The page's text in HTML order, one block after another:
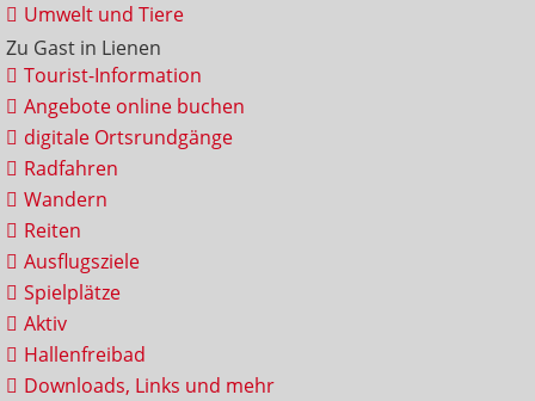
Umwelt und Tiere
Zu Gast in Lienen
Tourist-Information
Angebote online buchen
digitale Ortsrundgänge
Radfahren
Wandern
Reiten
Ausflugsziele
Spielplätze
Aktiv
Hallenfreibad
Downloads, Links und mehr